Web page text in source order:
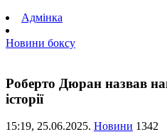
Адмінка
Новини боксу
Роберто Дюран назвав
історії
15:19, 25.06.2025. Новини 1342